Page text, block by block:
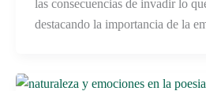
las consecuencias de invadir lo
destacando la importancia de la